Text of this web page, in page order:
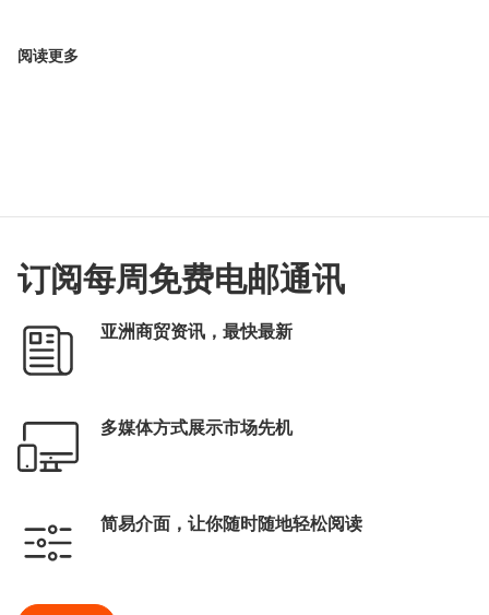
阅读更多
订阅每周免费电邮通讯
亚洲商贸资讯，最快最新
多媒体方式展示市场先机
简易介面，让你随时随地轻松阅读